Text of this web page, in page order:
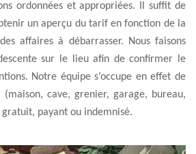
ordonnées et appropriées. Il suffit de
un aperçu du tarif en fonction de la
affaires à débarrasser. Nous faisons
sur le lieu afin de confirmer le
Notre équipe s’occupe en effet de
cave, grenier, garage, bureau,
payant ou indemnisé.